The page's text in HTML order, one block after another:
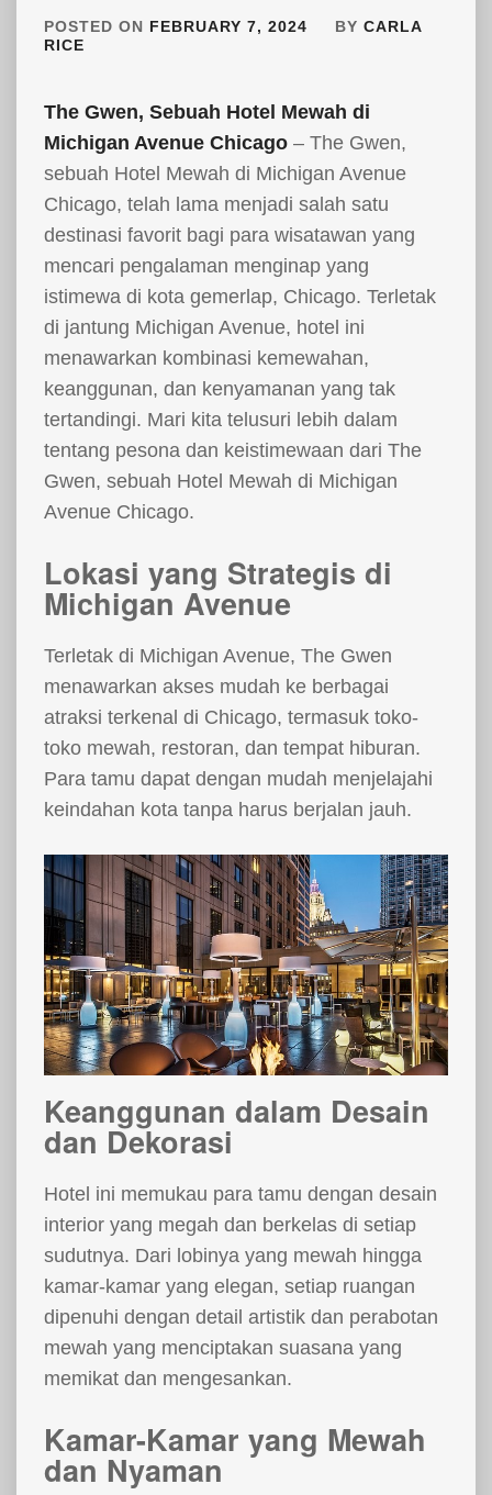
POSTED ON FEBRUARY 7, 2024 BY CARLA
RICE
The Gwen, Sebuah Hotel Mewah di
Michigan Avenue Chicago – The Gwen,
sebuah Hotel Mewah di Michigan Avenue
Chicago, telah lama menjadi salah satu
destinasi favorit bagi para wisatawan yang
mencari pengalaman menginap yang
istimewa di kota gemerlap, Chicago. Terletak
di jantung Michigan Avenue, hotel ini
menawarkan kombinasi kemewahan,
keanggunan, dan kenyamanan yang tak
tertandingi. Mari kita telusuri lebih dalam
tentang pesona dan keistimewaan dari The
Gwen, sebuah Hotel Mewah di Michigan
Avenue Chicago.
Lokasi yang Strategis di
Michigan Avenue
Terletak di Michigan Avenue, The Gwen
menawarkan akses mudah ke berbagai
atraksi terkenal di Chicago, termasuk toko-
toko mewah, restoran, dan tempat hiburan.
Para tamu dapat dengan mudah menjelajahi
keindahan kota tanpa harus berjalan jauh.
Keanggunan dalam Desain
dan Dekorasi
Hotel ini memukau para tamu dengan desain
interior yang megah dan berkelas di setiap
sudutnya. Dari lobinya yang mewah hingga
kamar-kamar yang elegan, setiap ruangan
dipenuhi dengan detail artistik dan perabotan
mewah yang menciptakan suasana yang
memikat dan mengesankan.
Kamar-Kamar yang Mewah
dan Nyaman